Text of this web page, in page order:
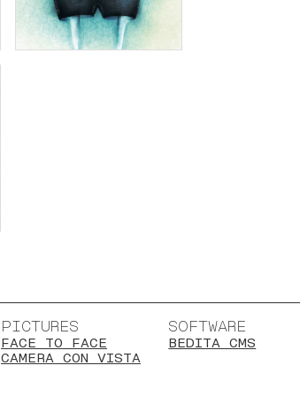
PICTURES
FACE TO FACE
CAMERA CON VISTA
SOFTWARE
BEDITA CMS